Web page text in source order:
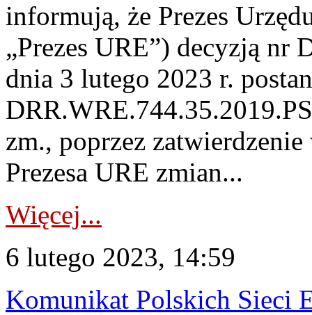
informują, że Prezes
„Prezes URE”) decyzją nr
dnia 3 lutego 2023 r.
zm., poprzez
Prezesa URE zmian...
Więcej...
6 lutego 2023, 14:59
Komunikat Polskich Sieci